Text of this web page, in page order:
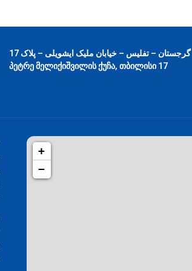
گرجستان – تفلیس – خیابان ملیک ایشویلی – پلاک 17
17 პეტრე მელიქიშვილის ქუჩა, თბილისი
+
−